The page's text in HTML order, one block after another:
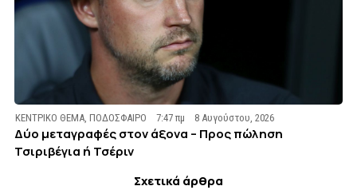
ΚΕΝΤΡΙΚΟ ΘΕΜΑ ,ΠΟΔΟΣΦΑΙΡΟ 7:47 πμ 8 Αυγούστου, 2026
Δύο μεταγραφές στον άξονα – Προς πώληση
Τσιριβέγια ή Τσέριν
Σχετικά άρθρα